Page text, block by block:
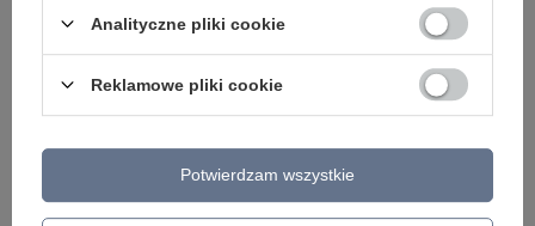
Napisz swoją opinię
5/5
Analityczne pliki cookie
Reklamowe pliki cookie
Potwierdzam wszystkie